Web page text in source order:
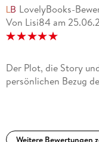
» Die Verlorene eine
zugleich Miriam
Claudia Schmidt,
»Was für ein Buch.
Geschichte. « Silvia
LovelyBooks-
Von Lisi84 am
Der Plot, die Story
persönlichen Bezug